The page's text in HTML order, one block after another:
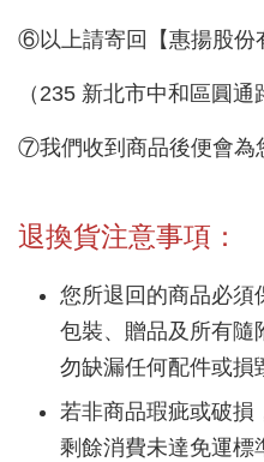
⑥以上請寄回【惠揚股份
（235 新北市中和區圓通
⑦我們收到商品後便會為
退換貨注意事項：
您所退回的商品必須
包裝、贈品及所有隨
勿缺漏任何配件或損
若非商品瑕疵或破損
剩餘消費未達免運標